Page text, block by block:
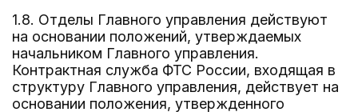
1.8. Отделы Главного управления действуют
на основании положений, утверждаемых
начальником Главного управления.
Контрактная служба ФТС России, входящая в
структуру Главного управления, действует на
основании положения, утвержденного